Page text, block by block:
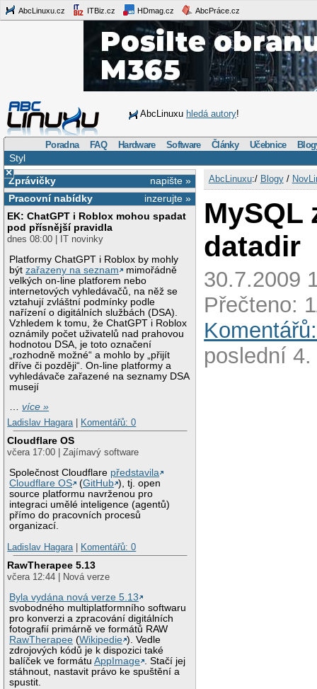
AbcLinuxu.cz ITBiz.cz HDmag.cz AbcPráce.cz
AbcLinuxu hledá autory!
Poradna FAQ Hardware Software Články Učebnice
Styl
×
napište »
Zprávičky
inzerujte »
Pracovní nabídky
EK: ChatGPT i Roblox mohou spadat
pod přísnější pravidla
dnes 08:00 | IT novinky
Platformy ChatGPT i Roblox by mohly
býtzařazeny na seznam
mimořádně
velkých on-line platforem nebo
internetových vyhledávačů, na něž se
vztahují zvláštní podmínky podle
nařízení o digitálních službách (DSA).
Vzhledem k tomu, že ChatGPT i Roblox
oznámily počet uživatelů nad prahovou
hodnotou DSA, je toto označení
„rozhodně možné“ a mohlo by „přijít
dříve či později“. On-line platformy a
vyhledávače zařazené na seznamy DSA
musejí
…více »
Ladislav Hagara
Komentářů: 0
Cloudflare OS
včera 17:00 | Zajímavý software
Společnost Cloudflare představila
Cloudflare OS
(GitHub ), tj. open
source platformu navrženou pro
integraci umělé inteligence (agentů)
přímo do pracovních procesů
organizací.
Ladislav Hagara
Komentářů: 0
RawTherapee 5.13
včera 12:44 | Nová verze
Byla vydána nová verze 5.13
svobodného multiplatformního softwaru
pro konverzi a zpracování digitálních
fotografií primárně ve formátů RAW
RawTherapee (Wikipedie ). Vedle
zdrojových kódů je k dispozici také
balíček ve formátuAppImage . Stačí jej
stáhnout, nastavit právo ke spuštění a
spustit.
AbcLinuxu:/ Blogy/
MySQL
datadir
30.7.2009
Přečteno:
poslední